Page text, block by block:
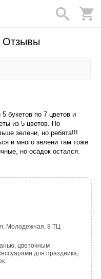
Отзывы
букетов по 7 цветов и
из 5 цветов. По
зелени, но ребята!!!
и много зелени там тоже
но осадок остался.
Молодежная, 8 ТЦ
цветочным
для праздника,